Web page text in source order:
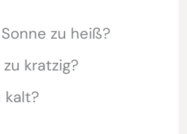
zu heiß?
kratzig?
kalt?